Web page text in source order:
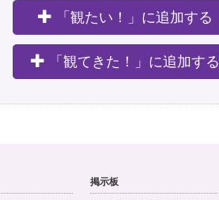
「観たい！」に追加する
「観てきた！」に追加する
掲示板